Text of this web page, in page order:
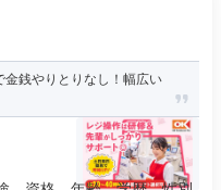
金銭やりとりなし！幅広い